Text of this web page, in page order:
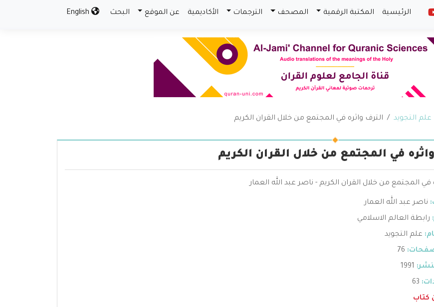
الرئيسية المكتبة الرقمية المصحف الترجمات الأكاديمية عن الموقع البحث
علم التجويد الترف واثره في المجتمع من خلال القران الكريم
في المجتمع من خلال القران الكريم
في المجتمع من خلال القران الكريم - ناصر عبد الله العمار
ناصر عبد الله العمار
رابطة العالم الاسلامي
علم التجويد
76
1991
كتاب